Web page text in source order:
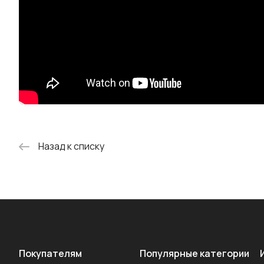
Назад к списку
Покупателям Популярные категории